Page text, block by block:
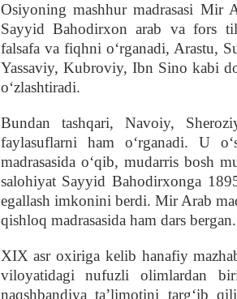
Osiyoning mashhur madrasasi Mir
Sayyid Bahodirxon arab va fors
falsafa va fiqhni oʻrganadi, Arastu,
Yassaviy, Kubroviy, Ibn Sino kabi
oʻzlashtiradi.
Bundan tashqari, Navoiy,
faylasuflarni ham oʻrganadi. U
madrasasida oʻqib, mudarris
salohiyat Sayyid Bahodirxonga
egallash imkonini berdi. Mir Arab
qishloq madrasasida ham dars bergan.
XIX asr oxiriga kelib hanafiy
viloyatidagi nufuzli olimlardan
naqshbandiya taʼlimotini targʻib